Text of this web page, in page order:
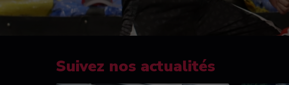
Suivez nos actualités